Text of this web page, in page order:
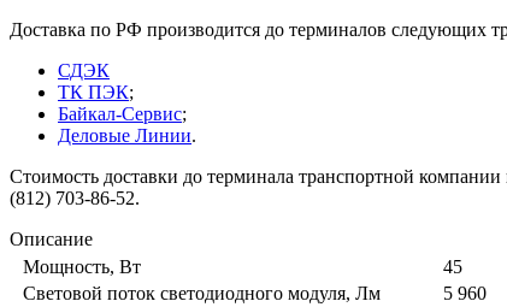
Доставка по РФ производится до терминалов следующих
СДЭК
ТК ПЭК;
Байкал-Сервис;
Деловые Линии.
Стоимость доставки до терминала транспортной
(812) 703-86-52.
Описание
Мощность, Вт
45
Световой поток светодиодного модуля, Лм
5 960